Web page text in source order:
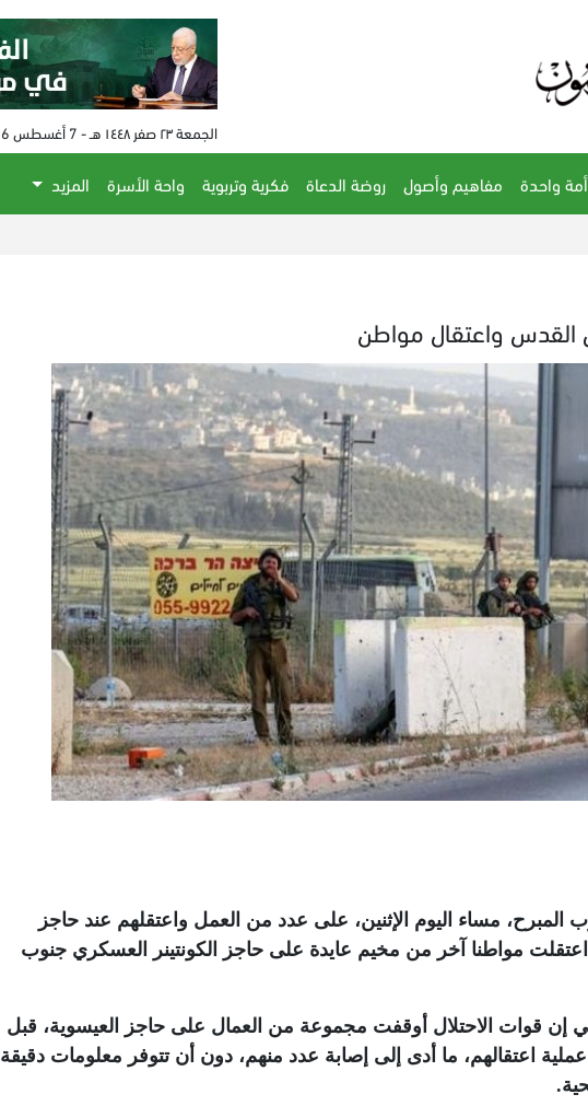
الجمعة ٢٣ صفر ١٤٤٨ هـ - 7 أغسطس 2026 م - الساعة 03:02 م
أمة واحدة مفاهيم وأصول روضة الدعاة فكرية وتربوية واحة الأسرة
المزيد
القدس واعتقال مواطن
المبرح، مساء اليوم الإثنين، على عدد من العمل واعتقلهم عند حاجز
اعتقلت مواطنا آخر من مخيم عايدة على حاجز الكونتينر العسكري جنوب
قوات الاحتلال أوقفت مجموعة من العمال على حاجز العيسوية، قبل
اعتقالهم، ما أدى إلى إصابة عدد منهم، دون أن تتوفر معلومات دقيقة
.